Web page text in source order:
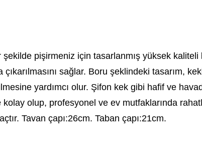
pişirmeniz için tasarlanmış yüksek kaliteli
sağlar. Boru şeklindeki tasarım,
yardımcı olur. Şifon kek gibi hafif ve
olup, profesyonel ve ev mutfaklarında
Tavan çapı:26cm. Taban çapı:21cm.